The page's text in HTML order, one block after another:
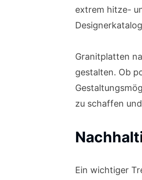
extrem hitze-
Granitplatten
gestalten. Ob
zu schaffen
Ein wichtiger